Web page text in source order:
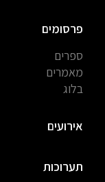
פרסומים
ספרים
מאמרים
בלוג
אירועים
תערוכות